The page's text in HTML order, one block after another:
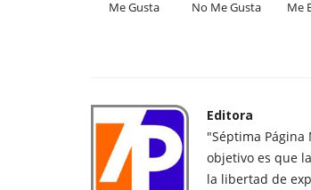
Me Gusta No Me Gusta Me
Editora
"Séptima
objetivo es que
la libertad de